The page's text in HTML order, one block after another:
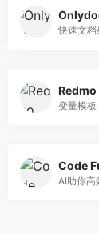
快速文
Redmo
变量模板
Code
AI助你高